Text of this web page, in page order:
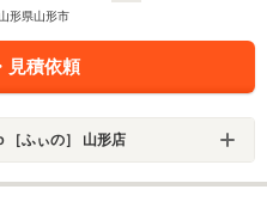
形県山形市
見積依頼
ふぃの］ 山形店